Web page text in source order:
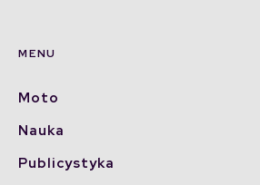
MENU
Moto
Nauka
Publicystyka